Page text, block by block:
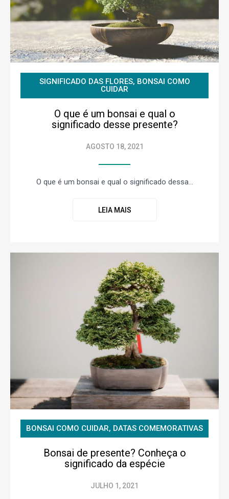
SIGNIFICADO DAS FLORES, BONSAI COMO
CUIDAR
O que é um bonsai e qual o
significado desse presente?
AGOSTO 18, 2021
O que é um bonsai e qual o significado dessa...
LEIA MAIS
BONSAI COMO CUIDAR, DATAS COMEMORATIVAS
Bonsai de presente? Conheça o
significado da espécie
JULHO 1, 2021